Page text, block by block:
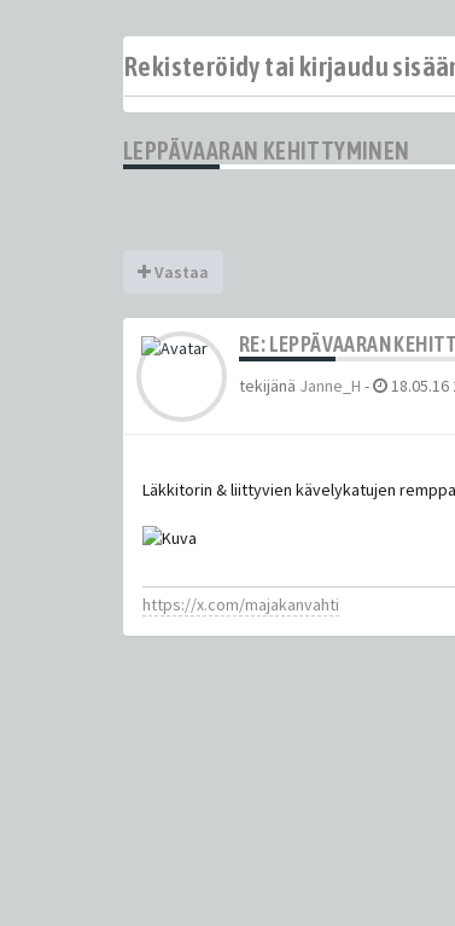
Rekisteröidy tai kirjaudu
LEPPÄVAARAN KEHITTYMINEN
Vastaa
RE: LEPPÄVAARAN
tekijänä Janne_H - 18.05.16
Läkkitorin & liittyvien kävelykatujen
https://x.com/majakanvahti